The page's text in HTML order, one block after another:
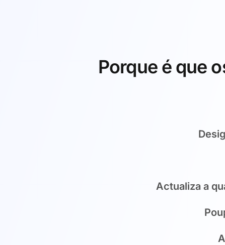
Porque é que
Actualiza a